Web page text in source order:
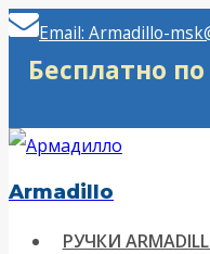
Перейти
Email: Armadillo-
Armadillo
РУЧКИ